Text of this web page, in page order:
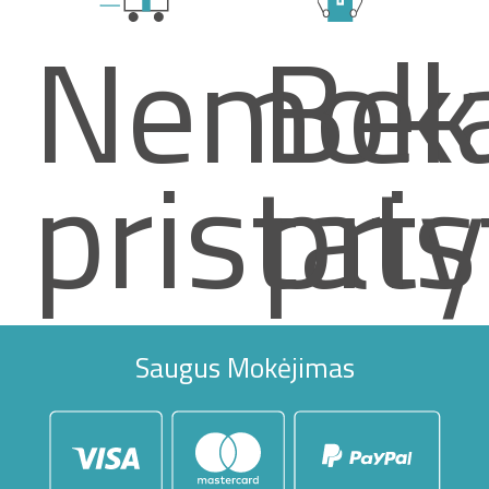
Saugus Mokėjimas